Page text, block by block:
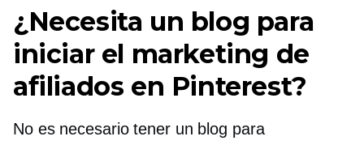
¿Necesita un blog para
iniciar el marketing de
afiliados en Pinterest?
No es necesario tener un blog para